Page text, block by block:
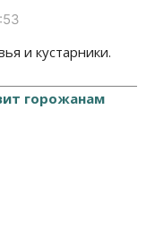
и кустарники.